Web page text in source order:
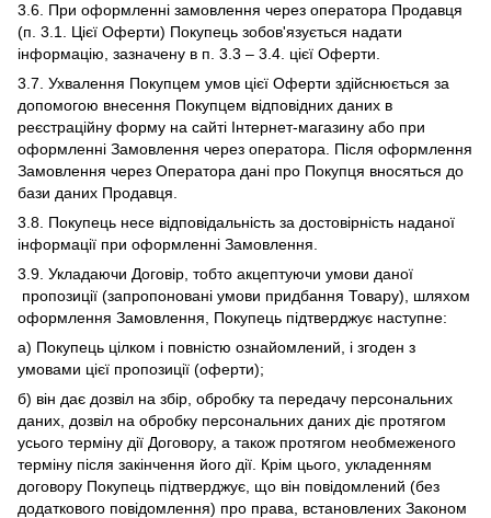
3.6. При оформленні замовлення через оператора Продавця
(п. 3.1. Цієї Оферти) Покупець зобов'язується надати
інформацію, зазначену в п. 3.3 – 3.4. цієї Оферти.
3.7. Ухвалення Покупцем умов цієї Оферти здійснюється за
допомогою внесення Покупцем відповідних даних в
реєстраційну форму на сайті Інтернет-магазину або при
оформленні Замовлення через оператора. Після оформлення
Замовлення через Оператора дані про Покупця вносяться до
бази даних Продавця.
3.8. Покупець несе відповідальність за достовірність наданої
інформації при оформленні Замовлення.
3.9. Укладаючи Договір, тобто акцептуючи умови даної
пропозиції (запропоновані умови придбання Товару), шляхом
оформлення Замовлення, Покупець підтверджує наступне:
а) Покупець цілком і повністю ознайомлений, і згоден з
умовами цієї пропозиції (оферти);
б) він дає дозвіл на збір, обробку та передачу персональних
даних, дозвіл на обробку персональних даних діє протягом
усього терміну дії Договору, а також протягом необмеженого
терміну після закінчення його дії. Крім цього, укладенням
договору Покупець підтверджує, що він повідомлений (без
додаткового повідомлення) про права, встановлених Законом